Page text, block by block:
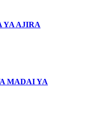
YA AJIRA
MADAI YA